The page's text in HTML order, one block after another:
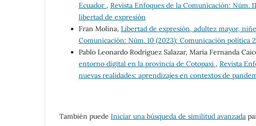
Ecuador , Revista Enfoques de la Comunicación: Núm.
libertad de expresión
Fran Molina, Libertad de expresión, adultez mayor,
Comunicación: Núm. 10 (2023): Comunicación política
Pablo Leonardo Rodríguez Salazar, María Fernanda
entorno digital en la provincia de Cotopaxi , Revista
nuevas realidades: aprendizajes en contextos de
También puede Iniciar una búsqueda de similitud avanzada